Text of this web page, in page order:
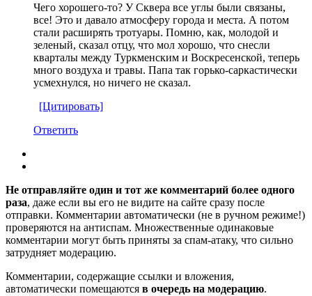
Чего хорошего-то? У Сквера все углы были связаны,
все! Это и давало атмосферу города и места. А потом
стали расширять тротуары. Помню, как, молодой и
зеленый, сказал отцу, что мол хорошо, что снесли
кварталы между Туркменским и Воскресенской, теперь
много воздуха и травы. Папа так горько-саркастически
усмехнулся, но ничего не сказал.
[Цитировать]
Ответить
Не отправляйте один и тот же комментарий более одного
раза, даже если вы его не видите на сайте сразу после
отправки. Комментарии автоматически (не в ручном режиме!)
проверяются на антиспам. Множественные одинаковые
комментарии могут быть приняты за спам-атаку, что сильно
затрудняет модерацию.
Комментарии, содержащие ссылки и вложения,
автоматически помещаются в очередь на модерацию.